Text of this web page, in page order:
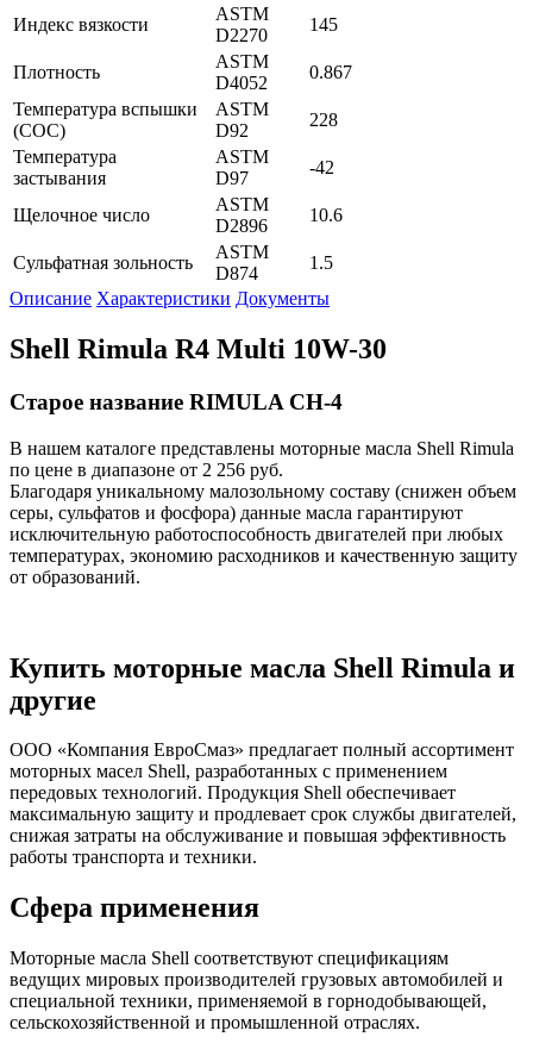
Индекс вязкости
ASTM
D2270
145
Плотность
ASTM
D4052
0.867
Температура вспышки
(СОС)
ASTM
D92
228
Температура
застывания
ASTM
D97
-42
Щелочное число
ASTM
D2896
10.6
Сульфатная зольность
ASTM
D874
1.5
Описание Характеристики Документы
Shell Rimula R4 Multi 10W-30
Старое название RIMULA CH-4
В нашем каталоге представлены моторные масла Shell Rimula
по цене в диапазоне от 2 256 руб.
Благодаря уникальному малозольному составу (снижен объем
серы, сульфатов и фосфора) данные масла гарантируют
исключительную работоспособность двигателей при любых
температурах, экономию расходников и качественную защиту
от образований.
Купить моторные масла Shell Rimula и
другие
ООО «Компания ЕвроСмаз» предлагает полный ассортимент
моторных масел Shell, разработанных с применением
передовых технологий. Продукция Shell обеспечивает
максимальную защиту и продлевает срок службы двигателей,
снижая затраты на обслуживание и повышая эффективность
работы транспорта и техники.
Сфера применения
Моторные масла Shell соответствуют спецификациям
ведущих мировых производителей грузовых автомобилей и
специальной техники, применяемой в горнодобывающей,
сельскохозяйственной и промышленной отраслях.